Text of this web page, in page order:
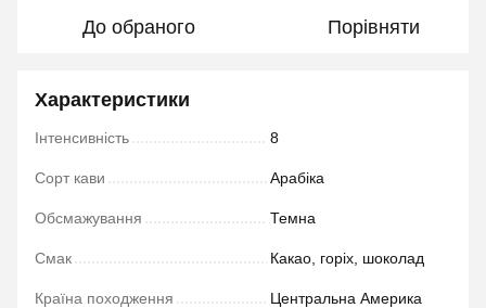
До обраного Порівняти
Характеристики
Інтенсивність 8
Сорт кави Арабіка
Обсмажування Темна
Смак Какао, горіх, шоколад
Країна походження Центральна Америка